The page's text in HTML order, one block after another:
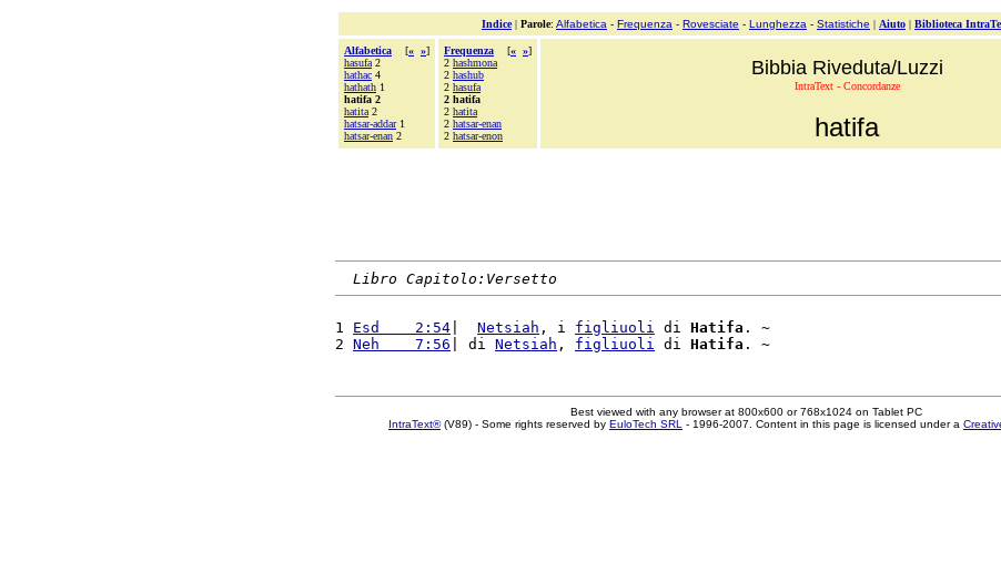
Indice| Parole: Alfabetica - Frequenza - Rovesciate - Lunghezza - Statistiche | Aiuto | Biblioteca
Alfabetica [« »]
hasufa 2
hathac 4
hathath 1
hatifa 2
hatita 2
hatsar-addar1
hatsar-enan 2
Frequenza [« »]
2 hashmona
2 hashub
2 hasufa
2 hatifa
2 hatita
2 hatsar-enan
2 hatsar-enon
Bibbia Riveduta/Luzzi
IntraText - Concordanze
hatifa
Libro Capitolo:Versetto
1 Esd    2:54 Netsiah , i figliuoli di Hatifa . ~
2 Neh    7:56 | di Netsiah , figliuoli di Hatifa
Best viewed with any browser at 800x600 or 768x1024 on Tablet PC
IntraText®(V89) - Some rights reserved by EuloTech SRL - 1996-2007. Content in this page is licensed under a